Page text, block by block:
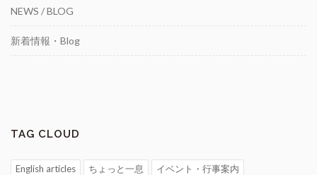
NEWS / BLOG
新着情報・Blog
TAG CLOUD
English articles ちょっと一息 イベント・行事案内